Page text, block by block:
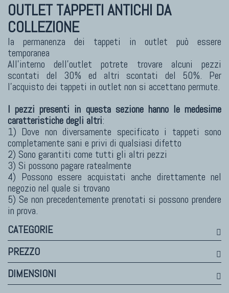
TAPPETI MODERNI
Tibet Contemporanei
Bhadohi Moderni
Kala Laie
Reloaded
Tappeti Moderni Collezione Morandi
TAPPETI DI DESIGN D'ARTE
Marco Nereo Rotelli
Daniela Marchetti
Chuk Palu
Giorgio Palù
Fabio Morandi
OUTLET TAPPETI ANTICHI DA
COLLEZIONE
la permanenza dei tappeti in outlet può essere
temporanea
All'interno dell'outlet potrete trovare alcuni pezzi
scontati del 30% ed altri scontati del 50%. Per
l'acquisto dei tappeti in outlet non si accettano permute.
I pezzi presenti in questa sezione hanno le medesime
caratteristiche degli altri:
1) Dove non diversamente specificato i tappeti sono
completamente sani e privi di qualsiasi difetto
2) Sono garantiti come tutti gli altri pezzi
3) Si possono pagare ratealmente
4) Possono essere acquistati anche direttamente nel
negozio nel quale si trovano
5) Se non precedentemente prenotati si possono prendere
in prova.
CATEGORIE
PREZZO
DIMENSIONI